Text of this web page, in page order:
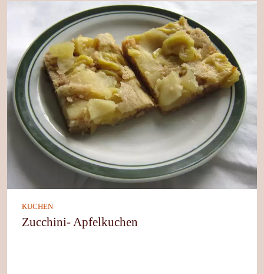
KUCHEN
Zucchini- Apfelkuchen